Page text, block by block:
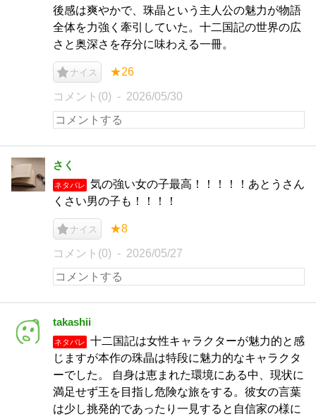
後感は爽やかで、珠晶という主人公の魅力が物語
全体を力強く牽引していた。十二国記の世界の広
さと奥深さを存分に味わえる一冊。
ナイス ★26
コメント(0) 2026/05/30
さく
ネタバレ
気の強い女の子最高！！！！！あとうさん
くさい男の子も！！！！
ナイス ★8
コメント(0) 2026/05/27
takashii
ネタバレ
十二国記は女性キャラクターが魅力的と感
じますが本作の珠晶は特段に魅力的なキャラクタ
ーでした。 自身は恵まれた環境にある中、現状に
満足せず王を目指し危険な旅をする。彼女の言葉
は少し挑発的であったり一見すると自信家の様に